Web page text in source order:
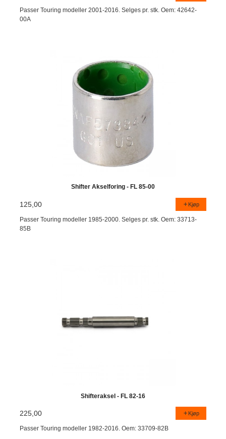
Passer Touring modeller 2001-2016. Selges pr. stk. Oem: 42642-
00A
Shifter Akselforing - FL 85-00
125,00 Kjøp
Passer Touring modeller 1985-2000. Selges pr. stk. Oem: 33713-
85B
Shifteraksel - FL 82-16
225,00 Kjøp
Passer Touring modeller 1982-2016. Oem: 33709-82B